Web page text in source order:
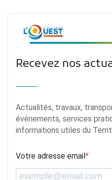
Recevez nos
Actualités, travaux,
événements, services
informations utiles du
Votre adresse email